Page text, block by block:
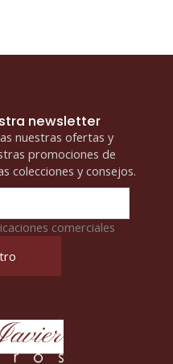
newsletter
nuestras ofertas y
promociones de
colecciones y consejos.
comerciales